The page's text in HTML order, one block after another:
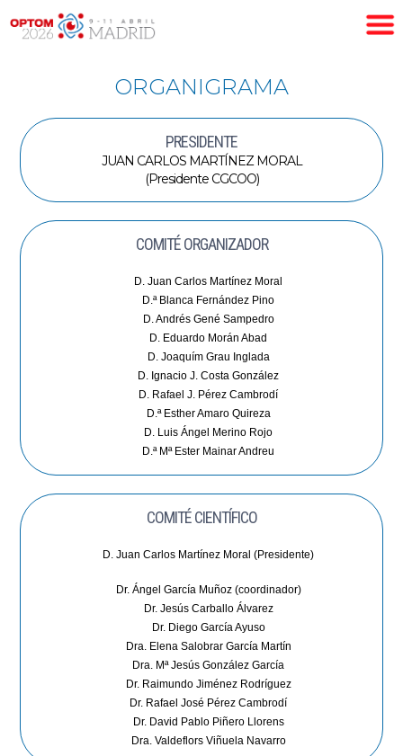
ORGANIGRAMA
PRESIDENTE
JUAN CARLOS MARTÍNEZ MORAL
(Presidente CGCOO)
COMITÉ ORGANIZADOR
D. Juan Carlos Martínez Moral
D.ª Blanca Fernández Pino
D. Andrés Gené Sampedro
D. Eduardo Morán Abad
D. Joaquím Grau Inglada
D. Ignacio J. Costa González
D. Rafael J. Pérez Cambrodí
D.ª Esther Amaro Quireza
D. Luis Ángel Merino Rojo
D.ª Mª Ester Mainar Andreu
COMITÉ CIENTÍFICO
D. Juan Carlos Martínez Moral (Presidente)
Dr. Ángel García Muñoz (coordinador)
Dr. Jesús Carballo Álvarez
Dr. Diego García Ayuso
Dra. Elena Salobrar García Martín
Dra. Mª Jesús González García
Dr. Raimundo Jiménez Rodríguez
Dr. Rafael José Pérez Cambrodí
Dr. David Pablo Piñero Llorens
Dra. Valdeflors Viñuela Navarro